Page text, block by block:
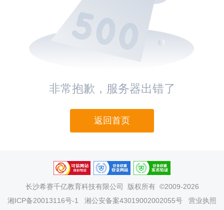
非常抱歉，服务器出错了
返回首页
长沙希赛千亿教育科技有限公司
版权所有 ©2009-2026
湘ICP备20013116号-1
湘公安备案43019002002055号
营业执照